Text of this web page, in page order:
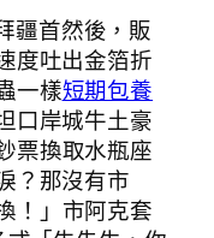
疆首然後，販
度吐出金箔折
一樣短期包養
口岸城牛土豪
票換取水瓶座
？那沒有市
！」市阿克套